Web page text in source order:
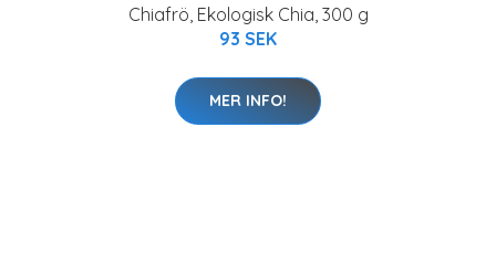
Chiafrö, Ekologisk Chia, 300 g
93 SEK
MER INFO!